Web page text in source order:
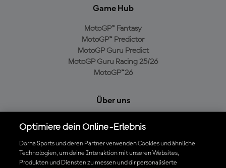
Game Hub
MotoGP™ Fantasy
MotoGP™ Predictor
MotoGP Guru Predict
MotoGP Guru Racing 25/26
MotoGP™26
Über uns
Cookie-Richtlinien
Geschäftsbedingungen
Datenschutzrichtlinien
Kaufrichtlinie
Optimiere dein Online-Erlebnis
Dorna Sports und deren Partner verwenden Cookies und ähnliche
Technologien, um deine Interaktion mit unseren Websites,
Produkten und Diensten zu messen und dir personalisierte